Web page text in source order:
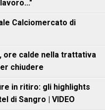
Calciomercato di
ore calde nella trattativa
chiudere
in ritiro: gli highlights
di Sangro | VIDEO